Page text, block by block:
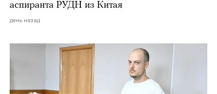
аспиранта РУДН из Китая
день назад